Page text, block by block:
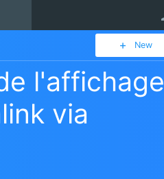
New
l'affichage
via